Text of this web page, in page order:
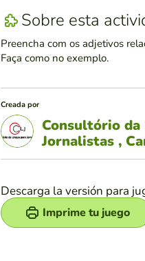
Sobre esta
Preencha com os adjetivos
Faça como no exemplo.
Creada por
Consultório da
Jornalistas ,
Descarga la versión para
Imprime tu juego